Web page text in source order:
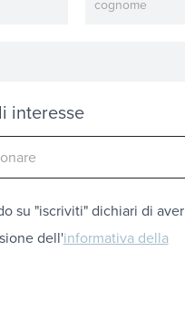
interesse
su "iscriviti" dichiari di aver
dell'informativa della